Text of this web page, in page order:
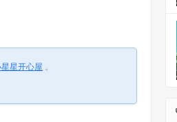
星开心屋 。